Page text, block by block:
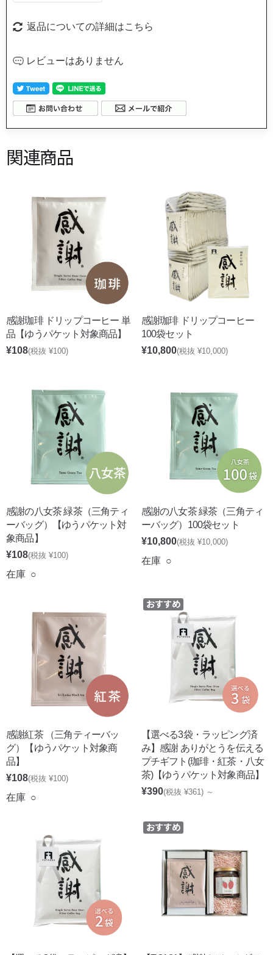
返品についての詳細はこちら
レビューはありません
関連商品
感謝珈琲 ドリップコーヒー 単
品【ゆうパケット対象商品】
¥108(税抜 ¥100)
感謝珈琲 ドリップコーヒー
100袋セット
¥10,800(税抜 ¥10,000)
感謝の八女茶 緑茶（三角ティ
ーバッグ）【ゆうパケット対
象商品】
¥108(税抜 ¥100)
在庫 ○
感謝の八女茶 緑茶（三角ティ
ーバッグ）100袋セット
¥10,800(税抜 ¥10,000)
在庫 ○
感謝紅茶 （三角ティーバッ
グ）【ゆうパケット対象商
品】
¥108(税抜 ¥100)
在庫 ○
【選べる3袋・ラッピング済
み】感謝 ありがとうを伝える
プチギフト(珈琲・紅茶・八女
茶)【ゆうパケット対象商品】
¥390(税抜 ¥361) ～